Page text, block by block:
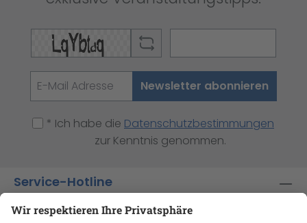
Newsletter abonnieren
* Ich habe die Datenschutzbestimmungen
zur Kenntnis genommen.
Service-Hotline